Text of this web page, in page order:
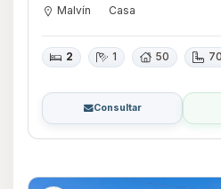
Malvín Casa
2 1 50
Consultar